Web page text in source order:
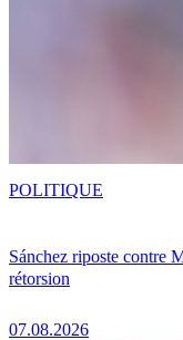
Sánchez riposte contre
rétorsion
07.08.2026
POLITIQUE